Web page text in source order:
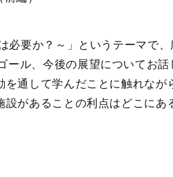
必要か？～」というテーマで
ル、今後の展望についてお話
通して学んだことに触れなが
があることの利点はどこにあ